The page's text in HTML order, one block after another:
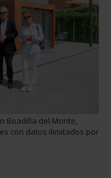
Boadilla del Monte,
con datos ilimitados por